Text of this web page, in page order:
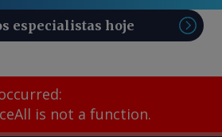
especialistas hoje
is not a function.